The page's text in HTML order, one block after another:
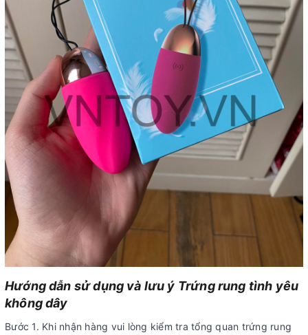
Hướng dẫn sử dụng và lưu ý Trứng rung tình yêu
không dây
Bước 1. Khi nhận hàng vui lòng kiểm tra tổng quan trứng rung